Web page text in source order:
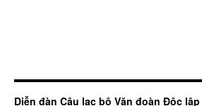
Diễn đàn Câu lạc bộ Văn đoàn Độc lập